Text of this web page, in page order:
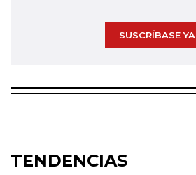
SUSCRÍBASE YA
TENDENCIAS